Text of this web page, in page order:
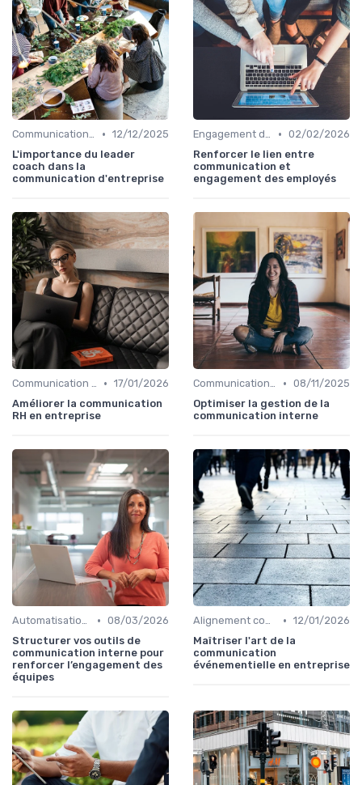
Communication interne • 12/12/2025
L'importance du leader
coach dans la
communication d'entreprise
Engagement des collaborateurs • 02/02/2026
Renforcer le lien entre
communication et
engagement des employés
Communication RH & transformation interne • 17/01/2026
Améliorer la communication
RH en entreprise
Communication interne • 08/11/2025
Optimiser la gestion de la
communication interne
Automatisation & performance des campagnes • 08/03/2026
Structurer vos outils de
communication interne pour
renforcer l’engagement des
équipes
Alignement communication & stratégie business • 12/01/2026
Maîtriser l'art de la
communication
événementielle en entreprise